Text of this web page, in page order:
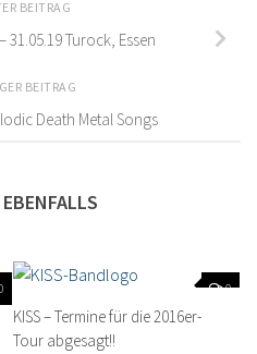
BEITRAG
Turock, Essen
BEITRAG
Death Metal Songs
0
KISS – Termine für die 2016er-
Tour abgesagt!!